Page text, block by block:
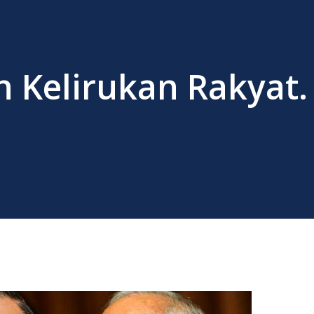
Kelirukan